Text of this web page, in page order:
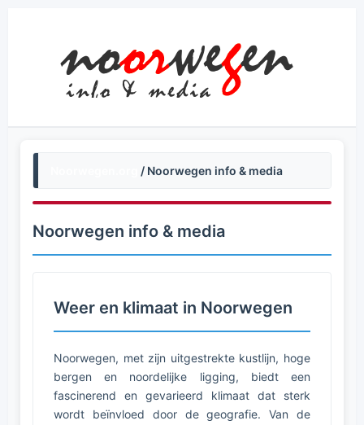
/ Noorwegen info & media
Noorwegen info & media
Weer en klimaat in Noorwegen
Noorwegen, met zijn uitgestrekte kustlijn, hoge
bergen en noordelijke ligging, biedt een
fascinerend en gevarieerd klimaat dat sterk
wordt beïnvloed door de geografie. Van de